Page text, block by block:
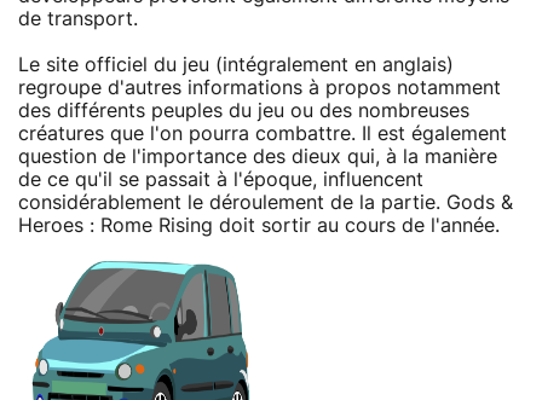
de transport.
Le site officiel du jeu (intégralement en anglais)
regroupe d'autres informations à propos notamment
des différents peuples du jeu ou des nombreuses
créatures que l'on pourra combattre. Il est également
question de l'importance des dieux qui, à la manière
de ce qu'il se passait à l'époque, influencent
considérablement le déroulement de la partie. Gods &
Heroes : Rome Rising doit sortir au cours de l'année.